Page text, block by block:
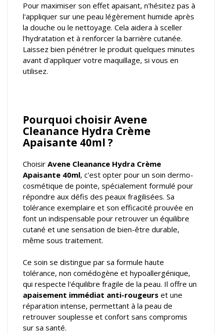
Pour maximiser son effet apaisant, n'hésitez pas à
l'appliquer sur une peau légèrement humide après
la douche ou le nettoyage. Cela aidera à sceller
l'hydratation et à renforcer la barrière cutanée.
Laissez bien pénétrer le produit quelques minutes
avant d'appliquer votre maquillage, si vous en
utilisez.
Pourquoi choisir Avene
Cleanance Hydra Crème
Apaisante 40ml ?
Choisir Avene Cleanance Hydra Crème
Apaisante 40ml, c'est opter pour un soin dermo-
cosmétique de pointe, spécialement formulé pour
répondre aux défis des peaux fragilisées. Sa
tolérance exemplaire et son efficacité prouvée en
font un indispensable pour retrouver un équilibre
cutané et une sensation de bien-être durable,
même sous traitement.
Ce soin se distingue par sa formule haute
tolérance, non comédogène et hypoallergénique,
qui respecte l'équilibre fragile de la peau. Il offre un
apaisement immédiat anti-rougeurs et une
réparation intense, permettant à la peau de
retrouver souplesse et confort sans compromis
sur sa santé.